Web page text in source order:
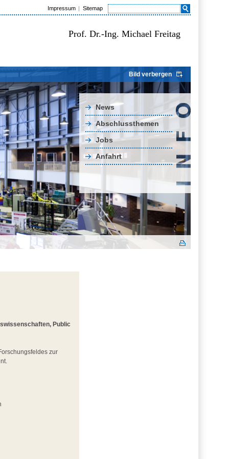
Impressum Sitemap
Prof. Dr.-Ing. Michael Freitag
Bild verbergen
News
Abschlussthemen
Jobs
Anfahrt
Public
zur